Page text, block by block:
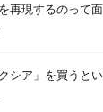
再現するのって
シア」を買うと